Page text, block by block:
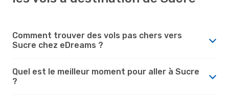
Comment trouver des vols pas chers vers
Sucre chez eDreams ?
Quel est le meilleur moment pour aller à Sucre
?